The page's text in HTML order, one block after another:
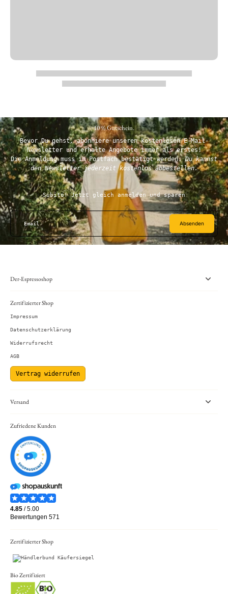
10 % Gutschein.
Bevor Du gehst, abonniere unseren kostenlosen E-Mail-
Newsletter und erhalte Angebote immer als erstes!
Die Anmeldung muss im Postfach bestätigt werden.Du kannst
den Newsletter jederzeit kostenlos abbestellen.
Subito! Jetzt gleich anmelden und sparen
Email Absenden
Der-Espressoshop
Zertifizierter Shop
Impressum
Datenschutzerklärung
Widerrufsrecht
AGB
Vertrag widerrufen
Versand
Zufriedene Kunden
Zertifizierter Shop
Bio Zertifiziert